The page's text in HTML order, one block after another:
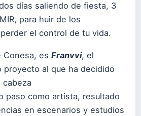
días saliendo de fiesta, 3
para huir de los
el control de tu vida.
Conesa, es Franvvi, el
proyecto al que ha decidido
paso como artista, resultado
en escenarios y estudios